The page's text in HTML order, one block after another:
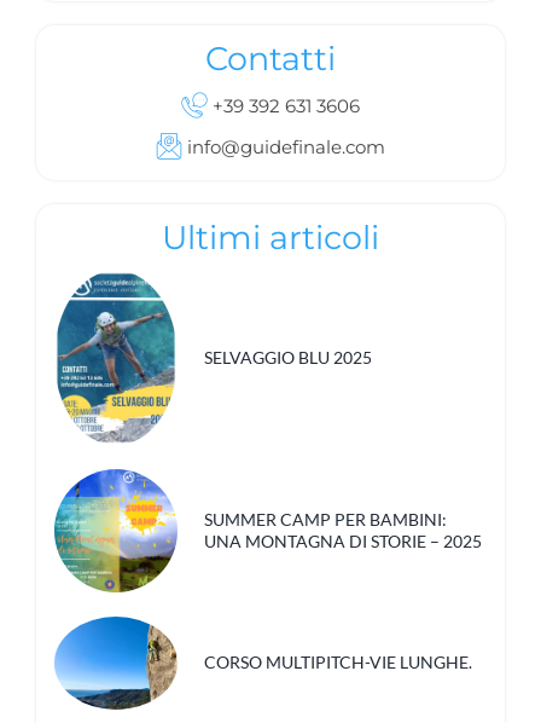
Contatti
+39 392 631 3606
info@guidefinale.com
Ultimi articoli
SELVAGGIO BLU 2025
SUMMER CAMP PER BAMBINI:
UNA MONTAGNA DI STORIE – 2025
CORSO MULTIPITCH-VIE LUNGHE.